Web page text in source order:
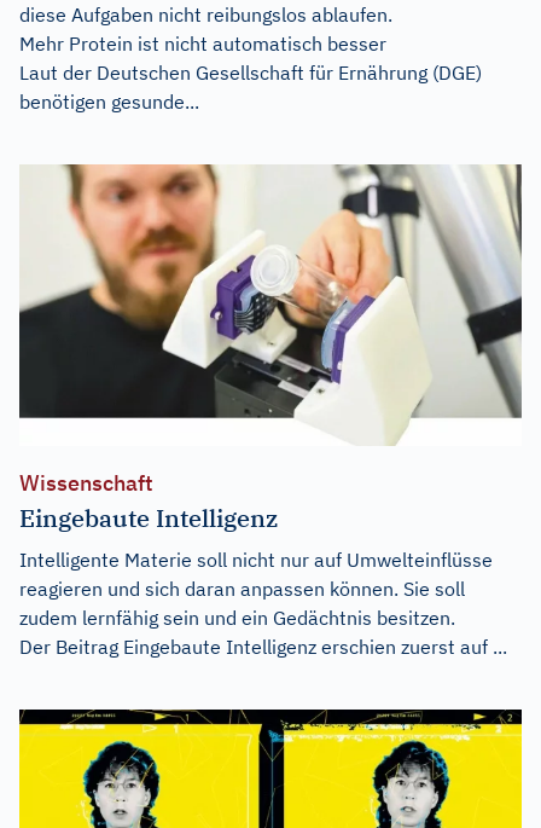
diese Aufgaben nicht reibungslos ablaufen.
Mehr Protein ist nicht automatisch besser
Laut der Deutschen Gesellschaft für Ernährung (DGE)
benötigen gesunde...
Wissenschaft
Eingebaute Intelligenz
Intelligente Materie soll nicht nur auf Umwelteinflüsse
reagieren und sich daran anpassen können. Sie soll
zudem lernfähig sein und ein Gedächtnis besitzen.
Der Beitrag Eingebaute Intelligenz erschien zuerst auf ...